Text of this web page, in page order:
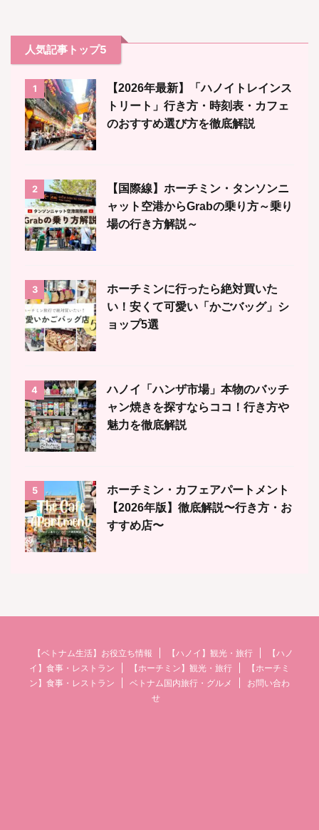
人気記事トップ5
1
【2026年最新】「ハノイトレインス
トリート」行き方・時刻表・カフェ
のおすすめ選び方を徹底解説
2
【国際線】ホーチミン・タンソンニ
ャット空港からGrabの乗り方～乗り
場の行き方解説～
3
ホーチミンに行ったら絶対買いた
い！安くて可愛い「かごバッグ」シ
ョップ5選
4
ハノイ「ハンザ市場」本物のバッチ
ャン焼きを探すならココ！行き方や
魅力を徹底解説
5
ホーチミン・カフェアパートメント
【2026年版】徹底解説〜行き方・お
すすめ店〜
【ベトナム生活】お役立ち情報 【ハノイ】観光・旅行
【ハノ
イ】食事・レストラン
【ホーチミン】観光・旅行
【ホーチミ
ン】食事・レストラン
ベトナム国内旅行・グルメ
お問い合わ
せ